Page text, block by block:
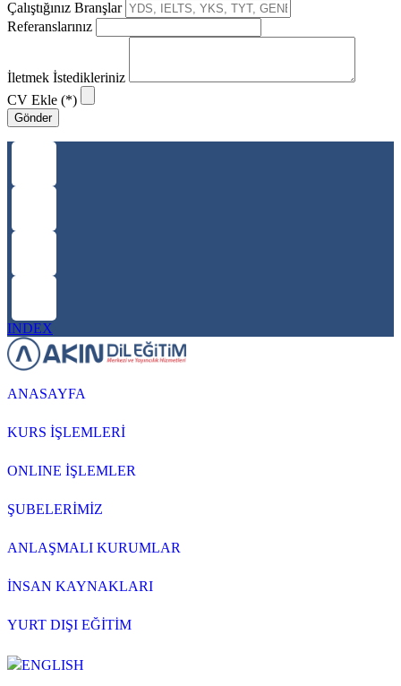
Çalıştığınız Branşlar
Referanslarınız
İletmek İstedikleriniz
CV Ekle (*)
Gönder
INDEX
ANASAYFA
KURS İŞLEMLERİ
ONLINE İŞLEMLER
ŞUBELERİMİZ
ANLAŞMALI KURUMLAR
İNSAN KAYNAKLARI
YURT DIŞI EĞİTİM
ENGLISH